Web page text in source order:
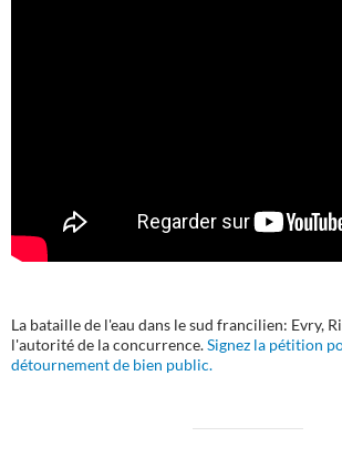
La bataille de l'eau dans le sud francilien: Evry,
l'autorité de la concurrence.Signez la pétition
détournement de bien public.